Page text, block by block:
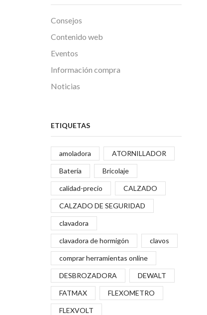
Consejos
Contenido web
Eventos
Información compra
Noticias
ETIQUETAS
amoladora ATORNILLADOR
Batería Bricolaje
calidad-precio CALZADO
CALZADO DE SEGURIDAD
clavadora
clavadora de hormigón clavos
comprar herramientas online
DESBROZADORA DEWALT
FATMAX FLEXOMETRO
FLEXVOLT